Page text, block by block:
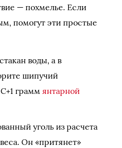
— похмелье. Если
помогут эти простые
воды, а в
шипучий
грамм янтарной
уголь из расчета
веса. Он «притянет»